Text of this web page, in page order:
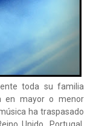
toda su familia
en mayor o menor
ha traspasado